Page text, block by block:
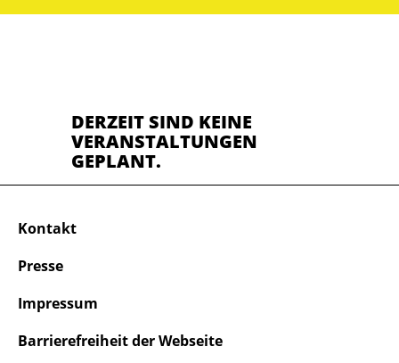
DERZEIT SIND KEINE
VERANSTALTUNGEN
GEPLANT.
Kontakt
Presse
Impressum
Barrierefreiheit der Webseite